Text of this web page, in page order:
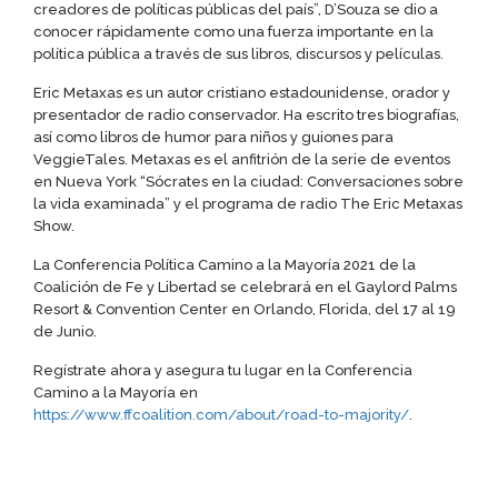
creadores de políticas públicas del país”, D’Souza se dio a
conocer rápidamente como una fuerza importante en la
política pública a través de sus libros, discursos y películas.
Eric Metaxas es un autor cristiano estadounidense, orador y
presentador de radio conservador. Ha escrito tres biografías,
así como libros de humor para niños y guiones para
VeggieTales. Metaxas es el anfitrión de la serie de eventos
en Nueva York “Sócrates en la ciudad: Conversaciones sobre
la vida examinada” y el programa de radio The Eric Metaxas
Show.
La Conferencia Política Camino a la Mayoría 2021 de la
Coalición de Fe y Libertad se celebrará en el Gaylord Palms
Resort & Convention Center en Orlando, Florida, del 17 al 19
de Junio.
Regístrate ahora y asegura tu lugar en la Conferencia
Camino a la Mayoría en
https://www.ffcoalition.com/about/road-to-majority/.